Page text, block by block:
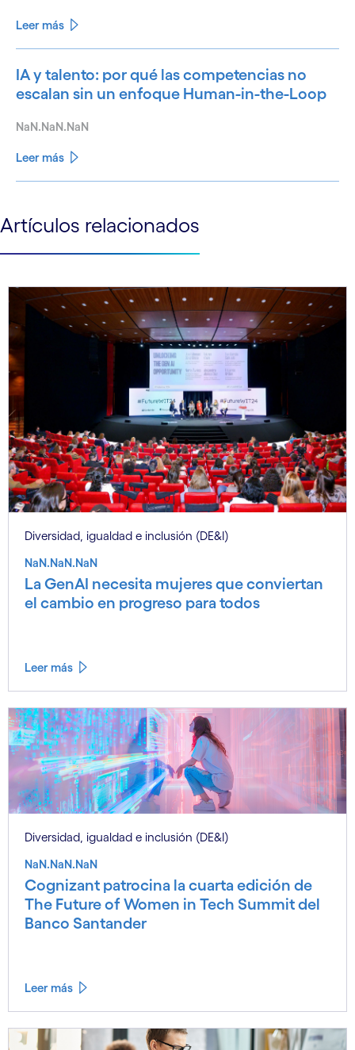
Leer más
IA y talento: por qué las competencias no
escalan sin un enfoque Human-in-the-Loop
NaN.NaN.NaN
Leer más
See more See less
Artículos relacionados
Diversidad, igualdad e inclusión (DE&I)
NaN.NaN.NaN
La GenAI necesita mujeres que conviertan
el cambio en progreso para todos
Leer más
Diversidad, igualdad e inclusión (DE&I)
NaN.NaN.NaN
Cognizant patrocina la cuarta edición de
The Future of Women in Tech Summit del
Banco Santander
Leer más